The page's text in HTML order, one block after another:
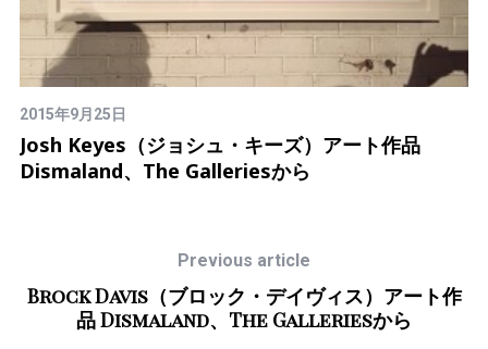
2015年9月25日
Josh Keyes（ジョシュ・キーズ）アート作品
Dismaland、The Galleriesから
Previous article
Brock Davis（ブロック・デイヴィス）アート作
品 Dismaland、The Galleriesから